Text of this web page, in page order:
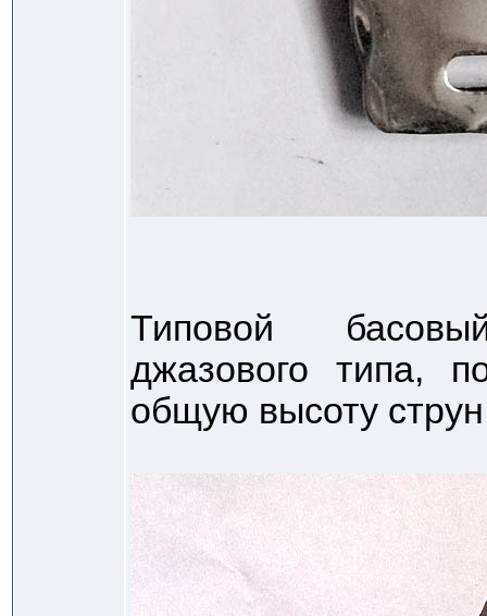
Типовой
джазового типа,
общую высоту